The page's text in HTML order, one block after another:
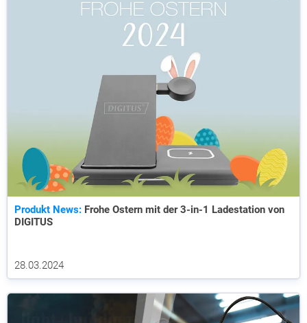
Produkt News: Frohe Ostern mit der 3-in-1 Ladestation von
DIGITUS
28.03.2024